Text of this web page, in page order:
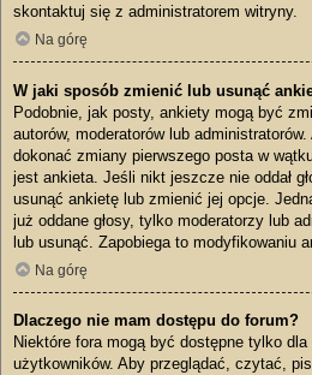
skontaktuj się z administratorem witryny.
Na górę
W jaki sposób zmienić lub usunąć
Podobnie, jak posty, ankiety mogą być
autorów, moderatorów lub
dokonać zmiany pierwszego posta w
jest ankieta. Jeśli nikt jeszcze nie oddał
usunąć ankietę lub zmienić jej opcje.
już oddane głosy, tylko moderatorzy lub
lub usunąć. Zapobiega to modyfikowaniu
Na górę
Dlaczego nie mam dostępu do forum?
Niektóre fora mogą być dostępne tylko
użytkowników. Aby przeglądać, czytać,